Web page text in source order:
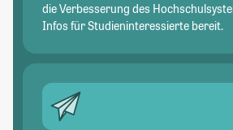
die Verbesserung des
Infos für Studieninteressierte bereit.